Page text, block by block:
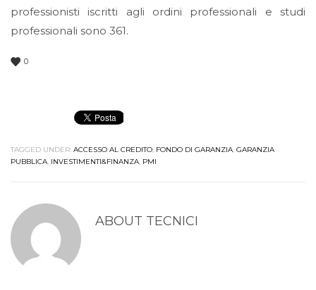
professionisti iscritti agli ordini professionali e studi
professionali sono 361.
0
TAGGED UNDER: ACCESSO AL CREDITO, FONDO DI GARANZIA, GARANZIA
PUBBLICA, INVESTIMENTI&FINANZA, PMI
ABOUT TECNICI